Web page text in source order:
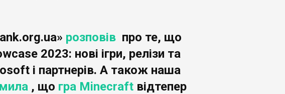
розповів про те, що
2023: нові ігри, релізи та
і партнерів. А також наша
, що гра Minecraft відтепер